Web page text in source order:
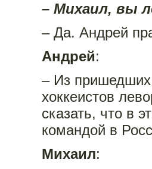
– Михаил, вы
– Да. Андрей
Андрей:
– Из пришедших
хоккеистов
сказать, что в
командой в
Михаил: